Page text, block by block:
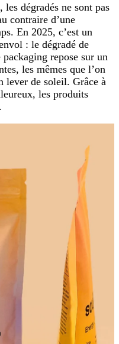
dégradés ne sont pas
contraire d’une
En 2025, c’est un
: le dégradé de
repose sur un
les mêmes que l’on
lever de soleil. Grâce à
les produits